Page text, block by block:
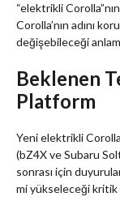
“elektrikli
Corolla’nın adını
değişebileceği
Beklenen
Platform
Yeni elektrikli
(bZ4X ve Subaru
sonrası için
mi yükseleceği kritik